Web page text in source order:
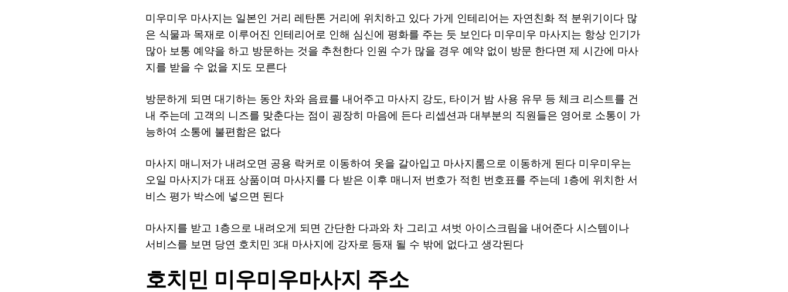
미우미우 마사지는 일본인 거리 레탄톤 거리에 위치하고 있다 가게 인테리어는 자연친화 적 분위기이다 많
은 식물과 목재로 이루어진 인테리어로 인해 심신에 평화를 주는 듯 보인다 미우미우 마사지는 항상 인기가
많아 보통 예약을 하고 방문하는 것을 추천한다 인원 수가 많을 경우 예약 없이 방문 한다면 제 시간에 마사
지를 받을 수 없을 지도 모른다
방문하게 되면 대기하는 동안 차와 음료를 내어주고 마사지 강도, 타이거 밤 사용 유무 등 체크 리스트를 건
내 주는데 고객의 니즈를 맞춘다는 점이 굉장히 마음에 든다 리셉션과 대부분의 직원들은 영어로 소통이 가
능하여 소통에 불편함은 없다
마사지 매니저가 내려오면 공용 락커로 이동하여 옷을 갈아입고 마사지룸으로 이동하게 된다 미우미우는
오일 마사지가 대표 상품이며 마사지를 다 받은 이후 매니저 번호가 적힌 번호표를 주는데 1층에 위치한 서
비스 평가 박스에 넣으면 된다
마사지를 받고 1층으로 내려오게 되면 간단한 다과와 차 그리고 셔벗 아이스크림을 내어준다 시스템이나
서비스를 보면 당연 호치민 3대 마사지에 강자로 등재 될 수 밖에 없다고 생각된다
호치민 미우미우마사지 주소